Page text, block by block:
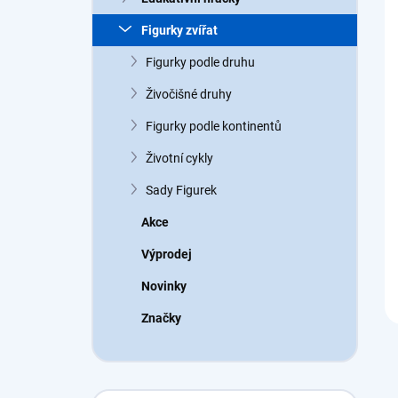
a
n
Figurky zvířat
Figurky podle druhu
Živočišné druhy
Figurky podle kontinentů
Životní cykly
Sady Figurek
Akce
Výprodej
Novinky
Značky